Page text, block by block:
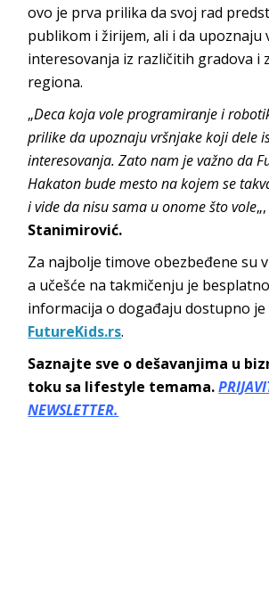
ovo je prva prilika da svoj rad
publikom i žirijem, ali i da upoznaju
interesovanja iz različitih gradova i
regiona.
„Deca koja vole programiranje i
prilike da upoznaju vršnjake koji dele
interesovanja. Zato nam je važno da
Hakaton bude mesto na kojem se
i vide da nisu sama u onome što vole„,
Stanimirović.
Za najbolje timove obezbeđene su
a učešće na takmičenju je
informacija o događaju dostupno je
FutureKids.rs.
Saznajte sve o dešavanjima u
toku sa lifestyle temama.
NEWSLETTER.